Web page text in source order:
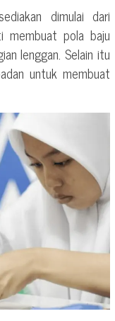
dimulai dari
membuat pola baju
lenggan. Selain itu
untuk membuat